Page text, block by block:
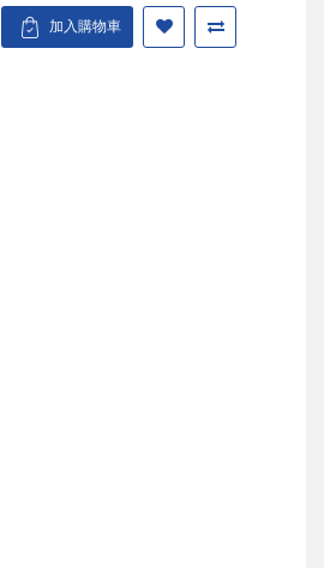
加入購物車